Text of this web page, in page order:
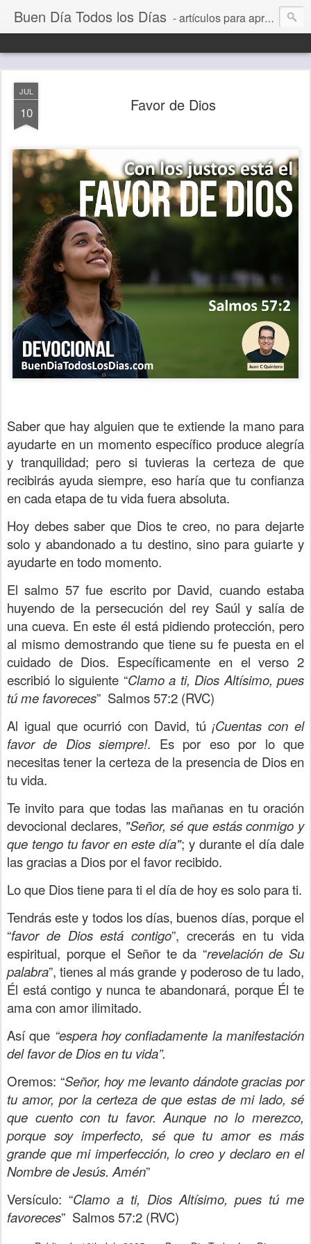
Buen Día Todos los Días - artículos para aprender a vivir mejor, un día a la vez. Por Juan C Quintero
JUL
10 Favor de Dios
Saber que hay alguien que te extiende la mano para
ayudarte en un momento específico produce alegría
y tranquilidad; pero si tuvieras la certeza de que
recibirás ayuda siempre, eso haría que tu confianza
en cada etapa de tu vida fuera absoluta.
Hoy debes saber que Dios te creo, no para dejarte
solo y abandonado a tu destino, sino para guiarte y
ayudarte en todo momento.
El salmo 57 fue escrito por David, cuando estaba
huyendo de la persecución del rey Saúl y salía de
una cueva. En este él está pidiendo protección, pero
al mismo demostrando que tiene su fe puesta en el
cuidado de Dios. Específicamente en el verso 2
escribió lo siguiente “Clamo a ti, Dios Altísimo, pues
tú me favoreces” Salmos 57:2 (RVC)
Al igual que ocurrió con David, tú ¡Cuentas con el
favor de Dios siempre!. Es por eso por lo que
necesitas tener la certeza de la presencia de Dios en
tu vida.
Te invito para que todas las mañanas en tu oración
devocional declares, "Señor, sé que estás conmigo y
que tengo tu favor en este día"; y durante el día dale
las gracias a Dios por el favor recibido.
Lo que Dios tiene para ti el día de hoy es solo para ti.
Tendrás este y todos los días, buenos días, porque el
“favor de Dios está contigo”, crecerás en tu vida
espiritual, porque el Señor te da “revelación de Su
palabra”, tienes al más grande y poderoso de tu lado,
Él está contigo y nunca te abandonará, porque Él te
ama con amor ilimitado.
Así que “espera hoy confiadamente la manifestación
del favor de Dios en tu vida”.
Oremos: “Señor, hoy me levanto dándote gracias por
tu amor, por la certeza de que estas de mi lado, sé
que cuento con tu favor. Aunque no lo merezco,
porque soy imperfecto, sé que tu amor es más
grande que mi imperfección, lo creo y declaro en el
Nombre de Jesús. Amén”
Versículo: “Clamo a ti, Dios Altísimo, pues tú me
favoreces” Salmos 57:2 (RVC)